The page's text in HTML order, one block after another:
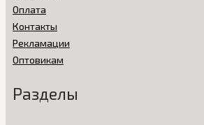
Оплата
Контакты
Рекламации
Оптовикам
Разделы